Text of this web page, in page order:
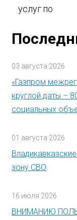
услуг по
03 августа 2026
«Газпром
круглой даты –
социальных
01 августа 2026
зону СВО
16 июля 2026
ВНИМАНИЮ